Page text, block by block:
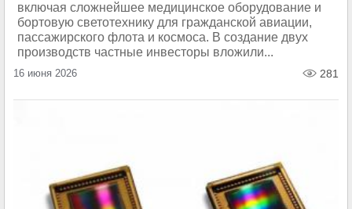
включая сложнейшее медицинское оборудование и
бортовую светотехнику для гражданской авиации,
пассажирского флота и космоса. В создание двух
производств частные инвесторы вложили...
16 июня 2026 281